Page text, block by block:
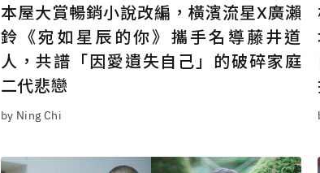
本屋大賞暢銷小說改編，橫濱流星X廣瀨
鈴《宛如星辰的你》攜手名導藤井道
人，共譜「因愛遺失自己」的破碎家庭
二代悲戀
by Ning Chi